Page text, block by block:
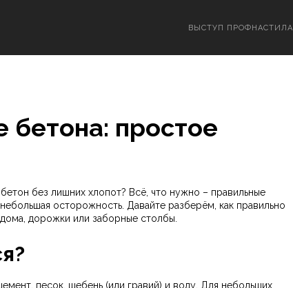
ВЫСТУП ПРОФНАСТИЛА
простое
без лишних хлопот? Всё, что нужно – правильные
осторожность. Давайте разберём, как правильно
дорожки или заборные столбы.
песок, щебень (или гравий) и воду. Для небольших